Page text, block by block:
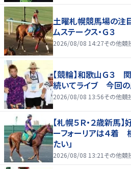
土曜札幌競馬場の注
ムステークス・Ｇ３
2026/08/08 14:27その他競
【競輪】和歌山Ｇ３
続いてライブ 今回の
2026/08/08 13:56その他競
【札幌５Ｒ・２歳新馬
ーフォーリアは４着
たい」
2026/08/08 13:21 その他競